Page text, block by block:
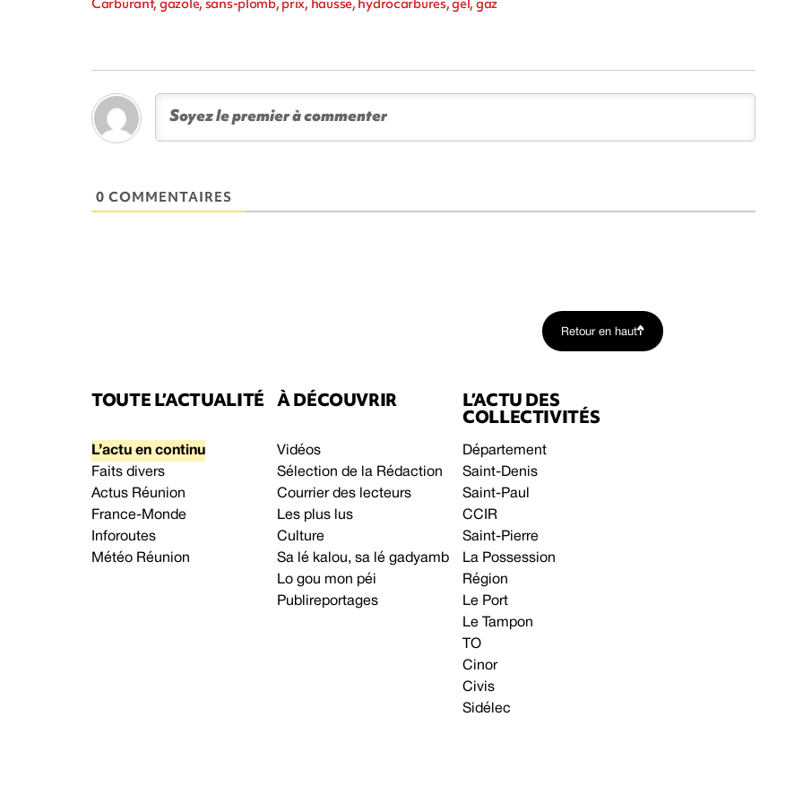
0 COMMENTAIRES
Retour en haut
TOUTE L’ACTUALITÉ
L’actu en continu
Faits divers
Actus Réunion
France-Monde
Inforoutes
Météo Réunion
À DÉCOUVRIR
Vidéos
Sélection de la Rédaction
Courrier des lecteurs
Les plus lus
Culture
Sa lé kalou, sa lé gadyamb
Lo gou mon péi
Publireportages
L’ACTU DES
COLLECTIVITÉS
Département
Saint-Denis
Saint-Paul
CCIR
Saint-Pierre
La Possession
Région
Le Port
Le Tampon
TO
Cinor
Civis
Sidélec